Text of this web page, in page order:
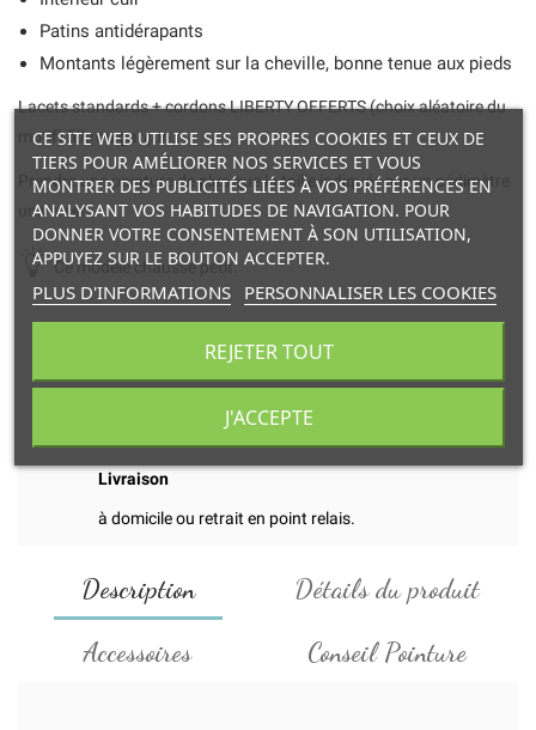
Patins antidérapants
Montants légèrement sur la cheville, bonne tenue aux pieds
Lacets standards + cordons LIBERTY OFFERTS (choix aléatoire du
motif) fille ou garçon.
Prendre une pointure de plus que la taille indiquée sur un pédimètre
universel
Ce modèle chausse petit.
et paiement en ligne 100% sécurisés.
Livraison
à domicile ou retrait en point relais.
Description Détails du produit
Accessoires Conseil Pointure
CE SITE WEB UTILISE SES PROPRES COOKIES ET CEUX DE
TIERS POUR AMÉLIORER NOS SERVICES ET VOUS
MONTRER DES PUBLICITÉS LIÉES À VOS PRÉFÉRENCES EN
ANALYSANT VOS HABITUDES DE NAVIGATION. POUR
DONNER VOTRE CONSENTEMENT À SON UTILISATION,
APPUYEZ SUR LE BOUTON ACCEPTER.
PLUS D'INFORMATIONS PERSONNALISER LES COOKIES
REJETER TOUT
J'ACCEPTE